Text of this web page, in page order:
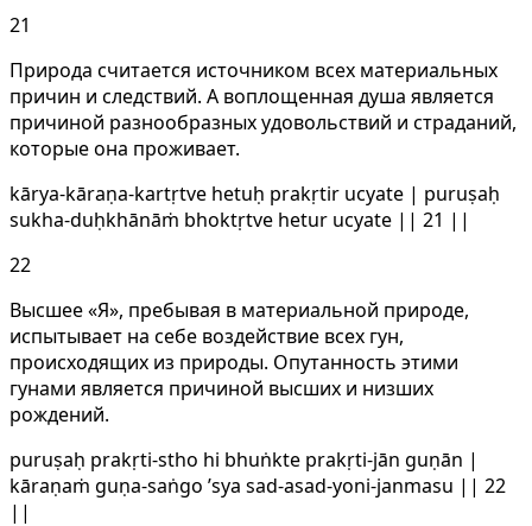
21
Природа считается источником всех материальных
причин и следствий. А воплощенная душа является
причиной разнообразных удовольствий и страданий,
которые она проживает.
kārya-kāraṇa-kartṛtve hetuḥ prakṛtir ucyate | puruṣaḥ
sukha-duḥkhānāṁ bhoktṛtve hetur ucyate || 21 ||
22
Высшее «Я», пребывая в материальной природе,
испытывает на себе воздействие всех гун,
происходящих из природы. Опутанность этими
гунами является причиной высших и низших
рождений.
puruṣaḥ prakṛti-stho hi bhuṅkte prakṛti-jān guṇān |
kāraṇaṁ guṇa-saṅgo ’sya sad-asad-yoni-janmasu || 22
||